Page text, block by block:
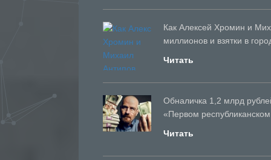
Как Алексей Хромин и
миллионов и взятки в
Читать
Обналичка 1,2 млрд
«Первом
Читать